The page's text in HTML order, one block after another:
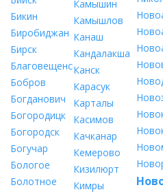
Бикин
Биробиджан
Бирск
Благовещенск
Бобров
Богданович
Богородицк
Богородск
Богучар
Бологое
Болотное
Камышин
Камышлов
Канаш
Кандалакша
Канск
Карасук
Карталы
Касимов
Качканар
Кемерово
Кизилюрт
Кимры